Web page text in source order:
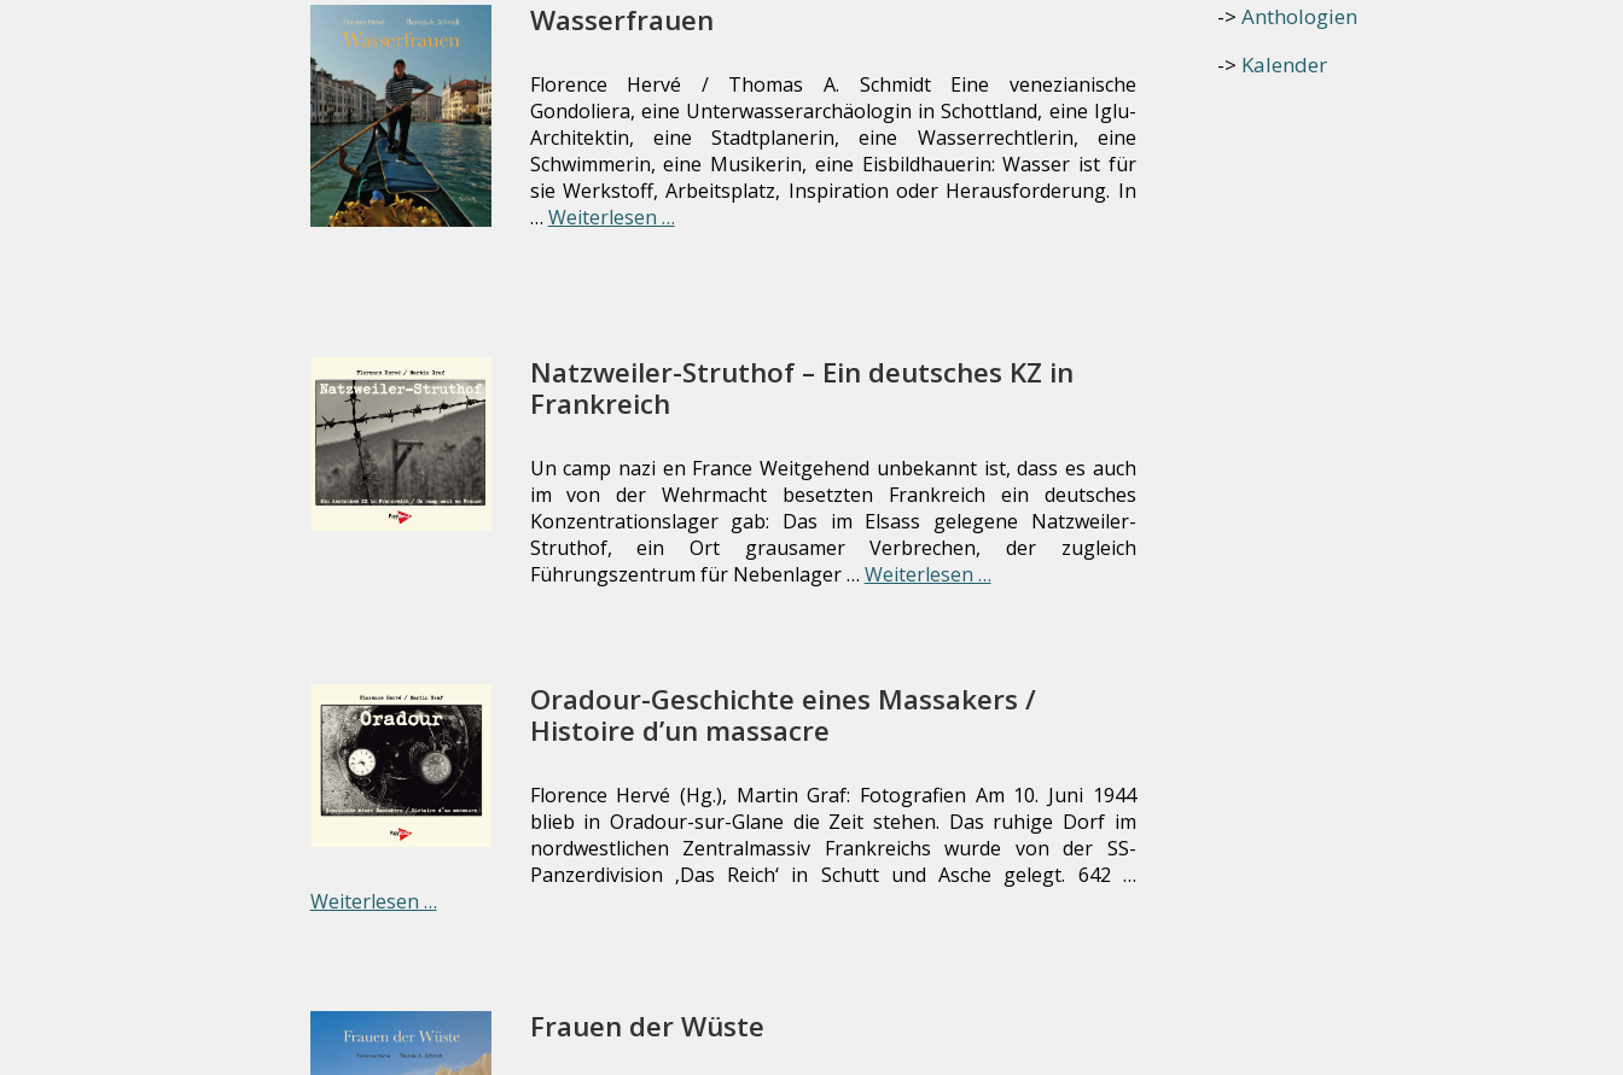
Wasserfrauen
Florence Hervé / Thomas A. Schmidt Eine venezianische
Gondoliera, eine Unterwasserarchäologin in Schottland, eine Iglu-
Architektin, eine Stadtplanerin, eine Wasserrechtlerin, eine
Schwimmerin, eine Musikerin, eine Eisbildhauerin: Wasser ist für
sie Werkstoff, Arbeitsplatz, Inspiration oder Herausforderung. In
… Weiterlesen …
Natzweiler-Struthof – Ein deutsches KZ in
Frankreich
Un camp nazi en France Weitgehend unbekannt ist, dass es auch
im von der Wehrmacht besetzten Frankreich ein deutsches
Konzentrationslager gab: Das im Elsass gelegene Natzweiler-
Struthof, ein Ort grausamer Verbrechen, der zugleich
Führungszentrum für Nebenlager … Weiterlesen …
Oradour-Geschichte eines Massakers /
Histoire d’un massacre
Florence Hervé (Hg.), Martin Graf: Fotografien Am 10. Juni 1944
blieb in Oradour-sur-Glane die Zeit stehen. Das ruhige Dorf im
nordwestlichen Zentralmassiv Frankreichs wurde von der SS-
Panzerdivision ‚Das Reich‘ in Schutt und Asche gelegt. 642 …
Weiterlesen …
Frauen der Wüste
Anthologien
Kalender